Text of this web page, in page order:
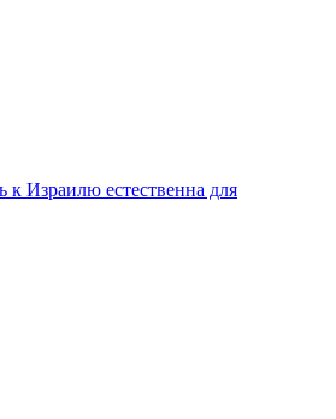
к Израилю естественна для